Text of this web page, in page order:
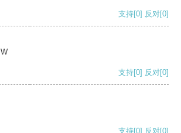
支持[0] 反对[0]
支持[0] 反对[0]
支持[0] 反对[0]